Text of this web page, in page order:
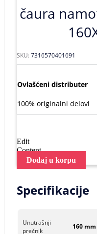
čaura
SKU:7316570401691
Ovlašćeni distributer
100% originalni delovi
Edit
Content
Dodaj u korpu
Specifikacije
Unutrašnji
prečnik
160 mm